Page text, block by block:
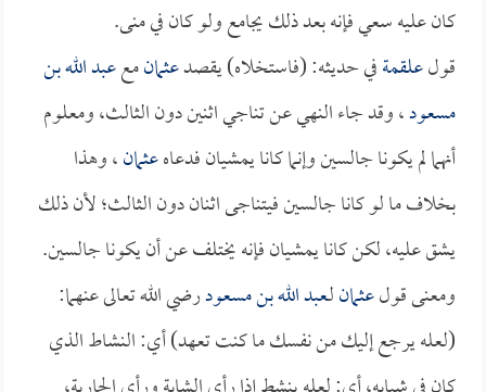
كان عليه سعي فإنه بعد ذلك يجامع ولو كان في منى.
قولعلقمةفي حديثه: (فاستخلاه) يقصدعثمانمععبد الله بن
مسعود، وقد جاء النهي عن تناجي اثنين دون الثالث، ومعلوم
أنهما لم يكونا جالسين وإنما كانا يمشيان فدعاهعثمان، وهذا
بخلاف ما لو كانا جالسين فيتناجى اثنان دون الثالث؛ لأن ذلك
يشق عليه، لكن كانا يمشيان فإنه يختلف عن أن يكونا جالسين.
ومعنى قولعثمانلـعبد الله بن مسعودرضي الله تعالى عنهما:
(لعله يرجع إليك من نفسك ما كنت تعهد) أي: النشاط الذي